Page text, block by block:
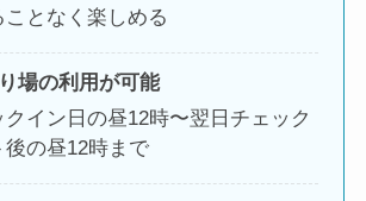
ことなく楽しめる
場の利用が可能
クイン日の昼12時〜翌日チェック
後の昼12時まで